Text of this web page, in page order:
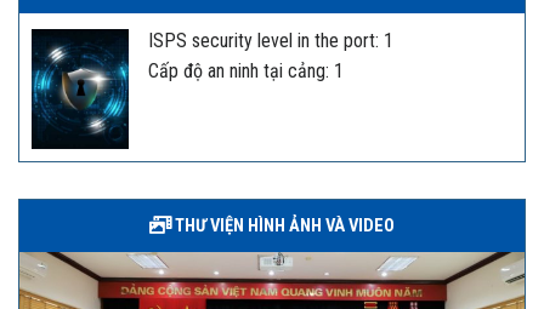
ISPS security level in the port: 1
Cấp độ an ninh tại cảng: 1
THƯ VIỆN HÌNH ẢNH VÀ VIDEO